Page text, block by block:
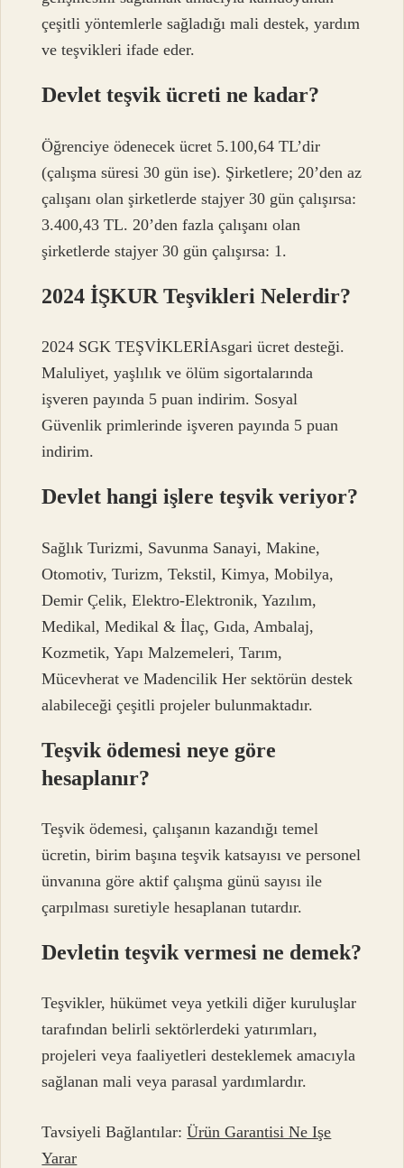
çeşitli yöntemlerle sağladığı mali destek, yardım
ve teşvikleri ifade eder.
Devlet teşvik ücreti ne kadar?
Öğrenciye ödenecek ücret 5.100,64 TL’dir
(çalışma süresi 30 gün ise). Şirketlere; 20’den az
çalışanı olan şirketlerde stajyer 30 gün çalışırsa:
3.400,43 TL. 20’den fazla çalışanı olan
şirketlerde stajyer 30 gün çalışırsa: 1.
2024 İŞKUR Teşvikleri Nelerdir?
2024 SGK TEŞVİKLERİAsgari ücret desteği.
Maluliyet, yaşlılık ve ölüm sigortalarında
işveren payında 5 puan indirim. Sosyal
Güvenlik primlerinde işveren payında 5 puan
indirim.
Devlet hangi işlere teşvik veriyor?
Sağlık Turizmi, Savunma Sanayi, Makine,
Otomotiv, Turizm, Tekstil, Kimya, Mobilya,
Demir Çelik, Elektro-Elektronik, Yazılım,
Medikal, Medikal & İlaç, Gıda, Ambalaj,
Kozmetik, Yapı Malzemeleri, Tarım,
Mücevherat ve Madencilik Her sektörün destek
alabileceği çeşitli projeler bulunmaktadır.
Teşvik ödemesi neye göre
hesaplanır?
Teşvik ödemesi, çalışanın kazandığı temel
ücretin, birim başına teşvik katsayısı ve personel
ünvanına göre aktif çalışma günü sayısı ile
çarpılması suretiyle hesaplanan tutardır.
Devletin teşvik vermesi ne demek?
Teşvikler, hükümet veya yetkili diğer kuruluşlar
tarafından belirli sektörlerdeki yatırımları,
projeleri veya faaliyetleri desteklemek amacıyla
sağlanan mali veya parasal yardımlardır.
Tavsiyeli Bağlantılar:Ürün Garantisi Ne Işe
Yarar